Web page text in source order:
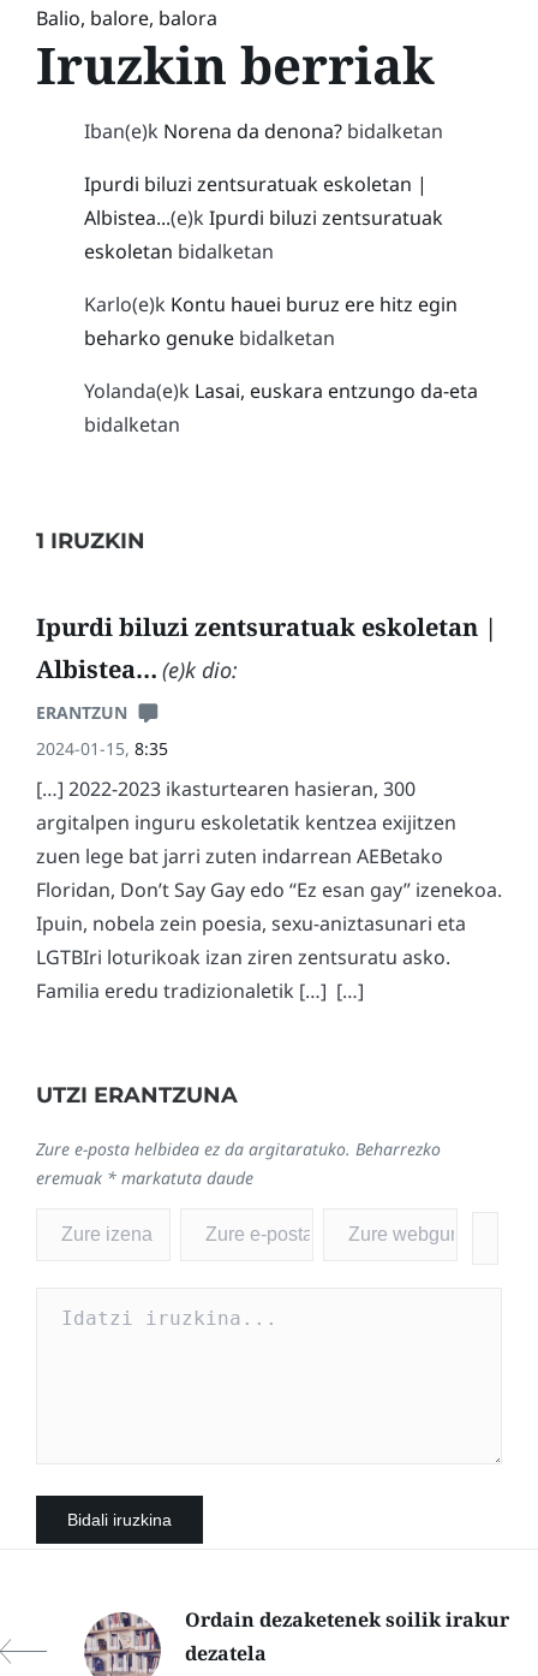
Balio, balore, balora
Iruzkin berriak
Iban(e)k Norena da denona? bidalketan
Ipurdi biluzi zentsuratuak eskoletan |
Albistea...(e)k Ipurdi biluzi zentsuratuak
eskoletan bidalketan
Karlo(e)k Kontu hauei buruz ere hitz egin
beharko genuke bidalketan
Yolanda(e)k Lasai, euskara entzungo da-eta
bidalketan
1 IRUZKIN
Ipurdi biluzi zentsuratuak eskoletan |
Albistea… (e)k dio:
ERANTZUN
2024-01-15, 8:35
[…] 2022-2023 ikasturtearen hasieran, 300
argitalpen inguru eskoletatik kentzea exijitzen
zuen lege bat jarri zuten indarrean AEBetako
Floridan, Don’t Say Gay edo “Ez esan gay” izenekoa.
Ipuin, nobela zein poesia, sexu-aniztasunari eta
LGTBIri loturikoak izan ziren zentsuratu asko.
Familia eredu tradizionaletik […] […]
UTZI ERANTZUNA
Zure e-posta helbidea ez da argitaratuko. Beharrezko
eremuak * markatuta daude
Ordain dezaketenek soilik irakur
dezatela